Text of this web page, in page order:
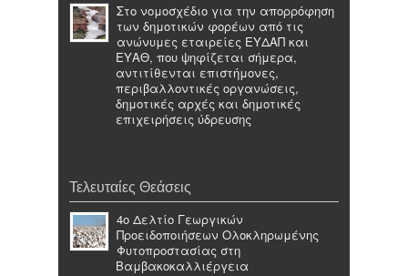
Στο νομοσχέδιο για την απορρόφηση
των δημοτικών φορέων από τις
ανώνυμες εταιρείες ΕΥΔΑΠ και
ΕΥΑΘ, που ψηφίζεται σήμερα,
αντιτίθενται επιστήμονες,
περιβαλλοντικές οργανώσεις,
δημοτικές αρχές και δημοτικές
επιχειρήσεις ύδρευσης
Τελευταίες Θεάσεις
4ο Δελτίο Γεωργικών
Προειδοποιήσεων Ολοκληρωμένης
Φυτοπροστασίας στη
Βαμβακοκαλλιέργεια